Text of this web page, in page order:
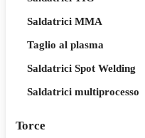
Saldatrici MMA
Taglio al plasma
Saldatrici Spot Welding
Saldatrici multiprocesso
Torce